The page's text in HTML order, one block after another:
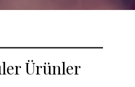
Ürünler